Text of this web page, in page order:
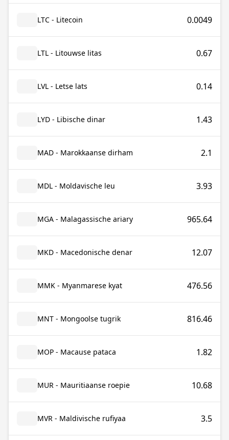
LTC - Litecoin 0.0049
LTL - Litouwse litas 0.67
LVL - Letse lats 0.14
LYD - Libische dinar 1.43
MAD - Marokkaanse dirham 2.1
MDL - Moldavische leu 3.93
MGA - Malagassische ariary 965.64
MKD - Macedonische denar 12.07
MMK - Myanmarese kyat 476.56
MNT - Mongoolse tugrik 816.46
MOP - Macause pataca 1.82
MUR - Mauritiaanse roepie 10.68
MVR - Maldivische rufiyaa 3.5